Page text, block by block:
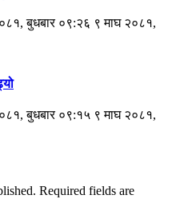
बुधबार ०९:२६ ९ माघ २०८१,
बुधबार ०९:१५ ९ माघ २०८१,
Required fields are